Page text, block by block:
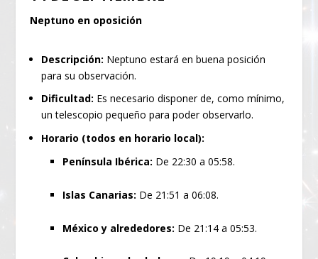
Neptuno en oposición
Descripción: Neptuno estará en buena posición
para su observación.
Dificultad: Es necesario disponer de, como mínimo,
un telescopio pequeño para poder observarlo.
Horario (todos en horario local):
Península Ibérica: De 22:30 a 05:58.
Islas Canarias: De 21:51 a 06:08.
México y alrededores: De 21:14 a 05:53.